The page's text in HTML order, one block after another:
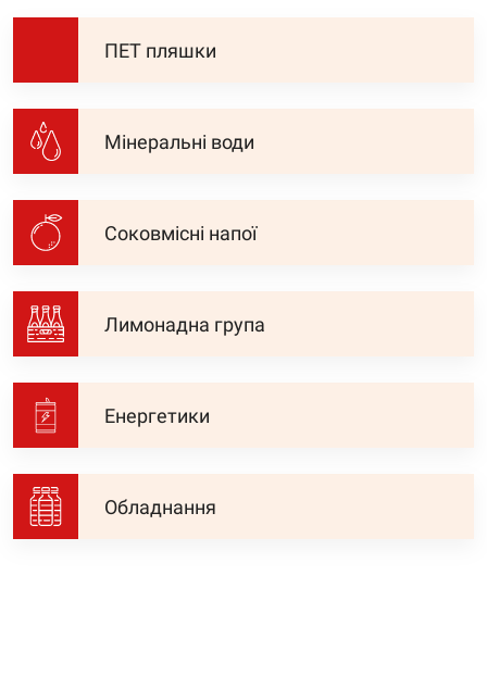
ПЕТ пляшки
Мінеральні води
Соковмісні напої
Лимонадна група
Енергетики
Обладнання